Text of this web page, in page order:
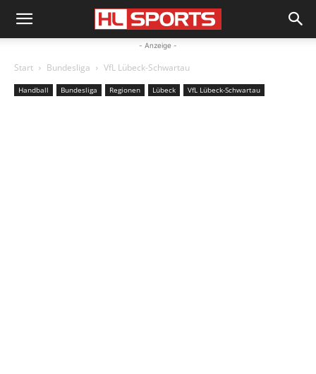
- Anzeige -
Start Bundesliga VfL Lübeck-Schwartau
Handball Bundesliga Regionen Lübeck VfL Lübeck-Schwartau